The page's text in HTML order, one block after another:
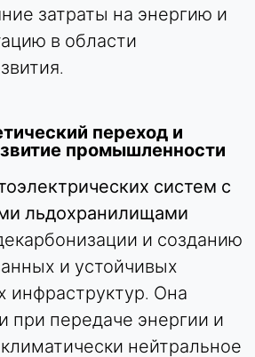
затраты на энергию и
в области
переход и
промышленности
систем с
льдохранилищами
и созданию
и устойчивых
инфраструктур. Она
при передаче энергии и
нейтральное